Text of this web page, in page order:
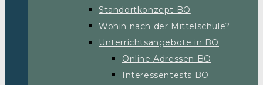
Standortkonzept BO
Wohin nach der Mittelschule?
Unterrichtsangebote in BO
Online Adressen BO
Interessentests BO